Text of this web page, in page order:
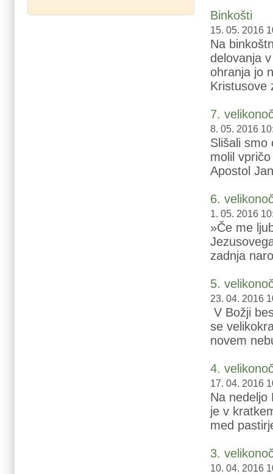
Binkošti
15. 05. 2016
Na
delovanja
ohranja jo
Kristusove
7.
8. 05. 2016
Slišali smo
molil
Apostol
6.
1. 05. 2016
»Če me
zadnja
5.
23. 04. 2016
V Božji
se
novem
4.
17. 04. 2016
Na nedeljo
je v
med
3.
10. 04. 2016